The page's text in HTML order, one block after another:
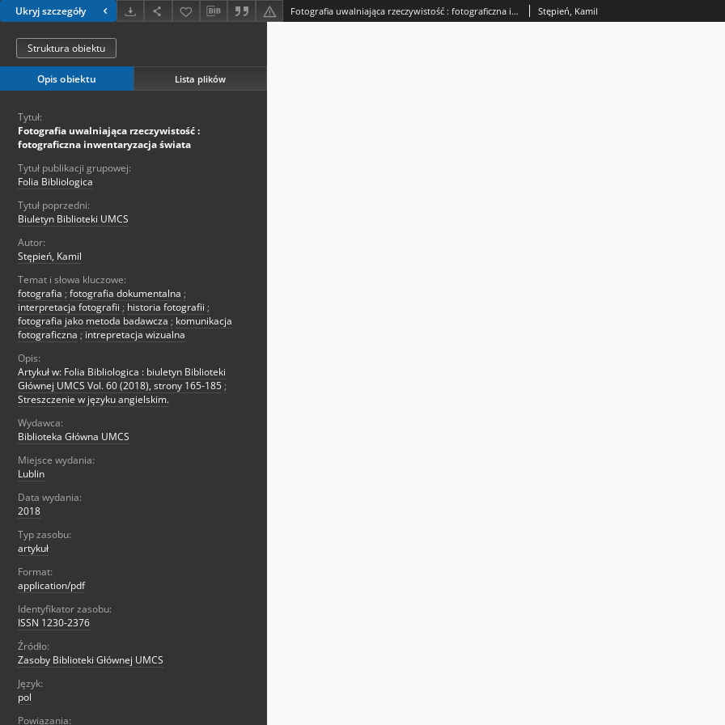
Ukryj szczegóły Fotografia uwalniająca rzeczywistość : fotograficzna inwentaryzacja świata Stępień, Kamil
Struktura obiektu
Opis obiektu Lista plików
Tytuł:
Fotografia uwalniająca rzeczywistość :
fotograficzna inwentaryzacja świata
Tytuł publikacji grupowej:
Folia Bibliologica
Tytuł poprzedni:
Biuletyn Biblioteki UMCS
Autor:
Stępień, Kamil
Temat i słowa kluczowe:
fotografia ; fotografia dokumentalna ;
interpretacja fotografii ; historia fotografii ;
fotografia jako metoda badawcza ; komunikacja
fotograficzna ; intrepretacja wizualna
Opis:
Artykuł w: Folia Bibliologica : biuletyn Biblioteki
Głównej UMCS Vol. 60 (2018), strony 165-185 ;
Streszczenie w języku angielskim.
Wydawca:
Biblioteka Główna UMCS
Miejsce wydania:
Lublin
Data wydania:
2018
Typ zasobu:
artykuł
Format:
application/pdf
Identyfikator zasobu:
ISSN 1230-2376
Źródło:
Zasoby Biblioteki Głównej UMCS
Język:
pol
Powiązania: